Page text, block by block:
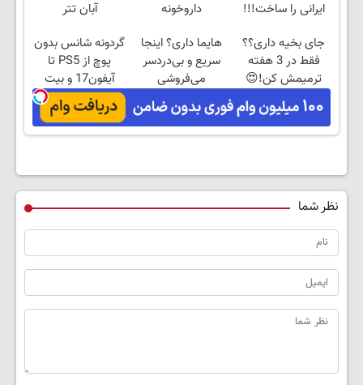
ایرانی را ساخت!!!
داروخونه
آبان تتر
جای بخیه داری؟؟
فقط در 3 هفته
ترمیمش کن!😍
هایما داری؟ اینجا
سریع و بی‌دردسر
می‌فروشی
گردونه شانس بدون
پوچ از PS5 تا
آیفون17 و بیت
کوین 🔥
نظر شما